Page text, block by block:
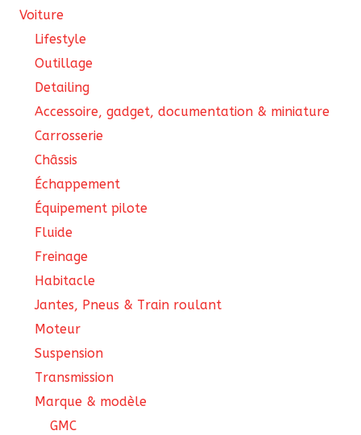
Voiture
Lifestyle
Outillage
Detailing
Accessoire, gadget, documentation & miniature
Carrosserie
Châssis
Échappement
Équipement pilote
Fluide
Freinage
Habitacle
Jantes, Pneus & Train roulant
Moteur
Suspension
Transmission
Marque & modèle
GMC